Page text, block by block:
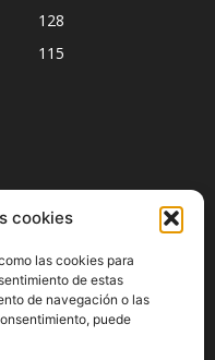
cookies
las cookies para
de estas
de navegación o las
puede
128
115